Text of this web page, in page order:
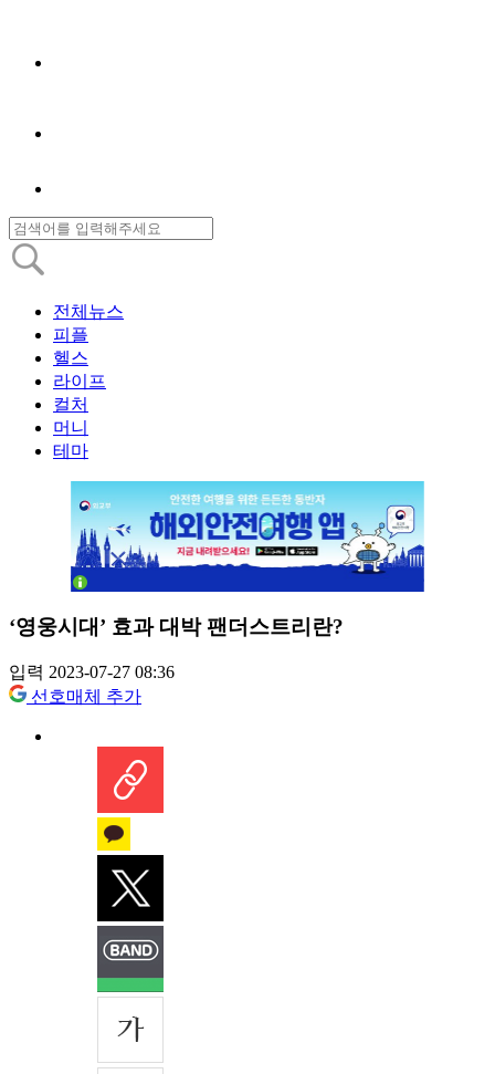
전체뉴스
피플
헬스
라이프
컬처
머니
테마
‘영웅시대’ 효과 대박 팬더스트리란?
입력 2023-07-27 08:36
선호매체 추가